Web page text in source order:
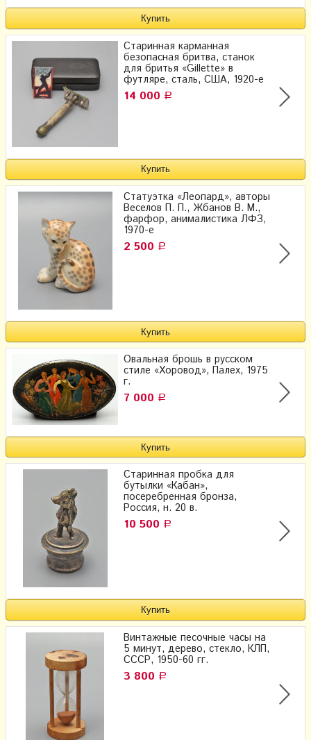
Старинная карманная
безопасная бритва, станок
для бритья «Gillette» в
футляре, сталь, США, 1920-е
14 000 Р
Статуэтка «Леопард», авторы
Веселов П. П., Жбанов В. М.,
фарфор, анималистика ЛФЗ,
1970-е
2 500 Р
Овальная брошь в русском
стиле «Хоровод», Палех, 1975
г.
7 000 Р
Старинная пробка для
бутылки «Кабан»,
посеребренная бронза,
Россия, н. 20 в.
10 500 Р
Винтажные песочные часы на
5 минут, дерево, стекло, КЛП,
СССР, 1950-60 гг.
3 800 Р